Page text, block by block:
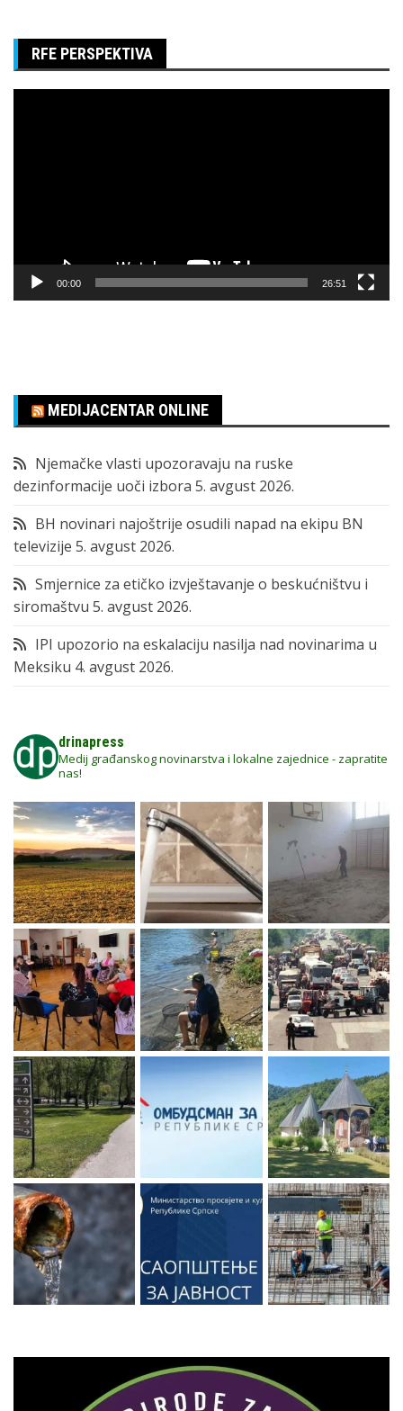
RFE PERSPEKTIVA
00:00 26:51
MEDIJACENTAR ONLINE
Njemačke vlasti upozoravaju na ruske
dezinformacije uoči izbora 5. avgust 2026.
BH novinari najoštrije osudili napad na ekipu BN
televizije 5. avgust 2026.
Smjernice za etičko izvještavanje o beskućništvu i
siromaštvu 5. avgust 2026.
IPI upozorio na eskalaciju nasilja nad novinarima u
Meksiku 4. avgust 2026.
drinapress
Medij građanskog novinarstva i lokalne zajednice - zapratite
nas!